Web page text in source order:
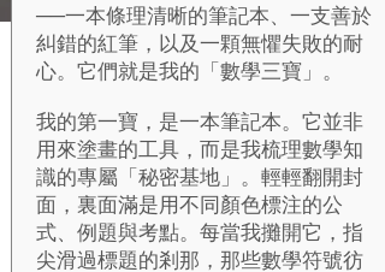
──一本條理清晰的筆記本、一支善於
糾錯的紅筆，以及一顆無懼失敗的耐
心。它們就是我的「數學三寶」。
我的第一寶，是一本筆記本。它並非
用來塗畫的工具，而是我梳理數學知
識的專屬「秘密基地」。輕輕翻開封
面，裏面滿是用不同顏色標注的公
式、例題與考點。每當我攤開它，指
尖滑過標題的剎那，那些數學符號彷